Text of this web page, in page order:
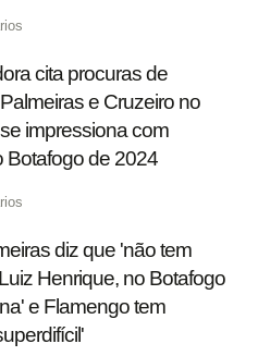
cita procuras de
e Cruzeiro no
impressiona com
Botafogo de 2024
diz que 'não tem
Henrique, no Botafogo
e Flamengo tem